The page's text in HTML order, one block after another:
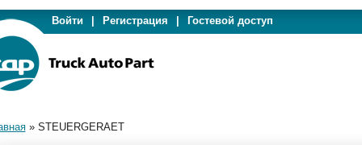
Войти Регистрация Гостевой доступ
» STEUERGERAET